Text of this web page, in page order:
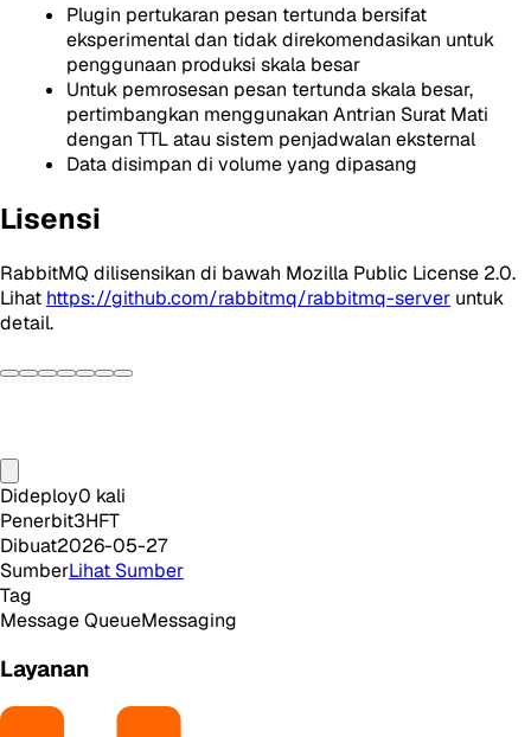
Plugin pertukaran pesan tertunda bersifat
eksperimental dan tidak direkomendasikan untuk
penggunaan produksi skala besar
Untuk pemrosesan pesan tertunda skala besar,
pertimbangkan menggunakan Antrian Surat Mati
dengan TTL atau sistem penjadwalan eksternal
Data disimpan di volume yang dipasang
Lisensi
RabbitMQ dilisensikan di bawah Mozilla Public License 2.0.
Lihat https://github.com/rabbitmq/rabbitmq-server untuk
detail.
Dideploy0 kali
Penerbit3HFT
Dibuat2026-05-27
SumberLihat Sumber
Tag
Message QueueMessaging
Layanan